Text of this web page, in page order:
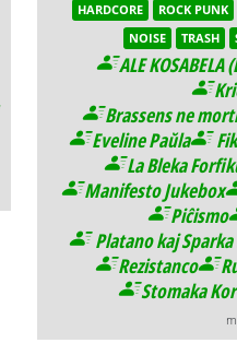
HARDCORE
ROCK PUNK
NOISE
TRASH
ALE
Brassens ne
Eveline Paŭla
La Bleka
Manifesto Jukebox
Piĉismo
Platano kaj Sparka
Rezistanco
Stomaka